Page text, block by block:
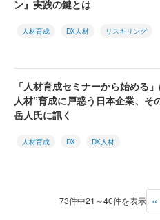
ン』実践の鍵とは
人材育成 DX人材 リスキリング
「人材育成セミナーから始める
人材”育成に戸惑う日本企業、そ
岳人氏に訊く
人材育成 DX DX人材
73件中21～40件を表示 «